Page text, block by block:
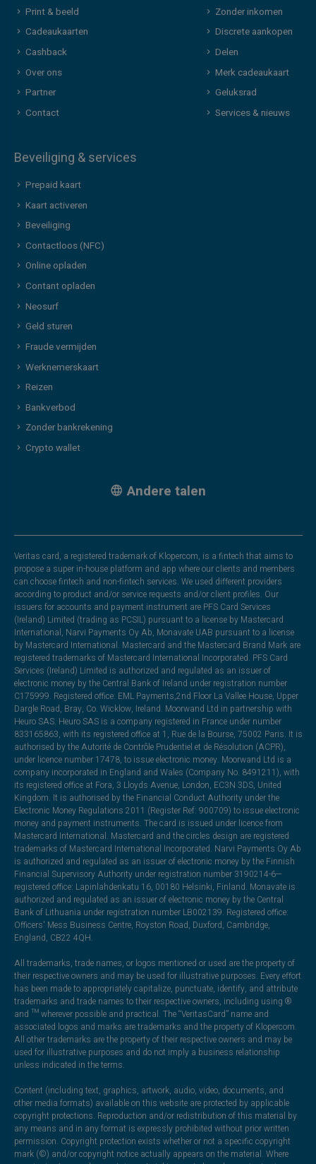
Print & beeld
Cadeaukaarten
Cashback
Over ons
Partner
Contact
Zonder inkomen
Discrete aankopen
Delen
Merk cadeaukaart
Geluksrad
Services & nieuws
Beveiliging & services
Prepaid kaart
Kaart activeren
Beveiliging
Contactloos (NFC)
Online opladen
Contant opladen
Neosurf
Geld sturen
Fraude vermijden
Werknemerskaart
Reizen
Bankverbod
Zonder bankrekening
Crypto wallet
Andere talen
Veritas card, a registered trademark of Klopercom, is a fintech that aims to
propose a super in-house platform and app where our clients and members
can choose fintech and non-fintech services. We used different providers
according to product and/or service requests and/or client profiles. Our
issuers for accounts and payment instrument are PFS Card Services
(Ireland) Limited (trading as PCSIL) pursuant to a license by Mastercard
International, Narvi Payments Oy Ab, Monavate UAB pursuant to a license
by Mastercard International. Mastercard and the Mastercard Brand Mark are
registered trademarks of Mastercard International Incorporated. PFS Card
Services (Ireland) Limited is authorized and regulated as an issuer of
electronic money by the Central Bank of Ireland under registration number
C175999. Registered office: EML Payments,2nd Floor La Vallee House, Upper
Dargle Road, Bray, Co. Wicklow, Ireland. Moorwand Ltd in partnership with
Heuro SAS. Heuro SAS is a company registered in France under number
833165863, with its registered office at 1, Rue de la Bourse, 75002 Paris. It is
authorised by the Autorité de Contrôle Prudentiel et de Résolution (ACPR),
under licence number 17478, to issue electronic money. Moorwand Ltd is a
company incorporated in England and Wales (Company No. 8491211), with
its registered office at Fora, 3 Lloyds Avenue, London, EC3N 3DS, United
Kingdom. It is authorised by the Financial Conduct Authority under the
Electronic Money Regulations 2011 (Register Ref: 900709) to issue electronic
money and payment instruments. The card is issued under licence from
Mastercard International. Mastercard and the circles design are registered
trademarks of Mastercard International Incorporated. Narvi Payments Oy Ab
is authorized and regulated as an issuer of electronic money by the Finnish
Financial Supervisory Authority under registration number 3190214-6—
registered office: Lapinlahdenkatu 16, 00180 Helsinki, Finland. Monavate is
authorized and regulated as an issuer of electronic money by the Central
Bank of Lithuania under registration number LB002139. Registered office:
Officers' Mess Business Centre, Royston Road, Duxford, Cambridge,
England, CB22 4QH.
All trademarks, trade names, or logos mentioned or used are the property of
their respective owners and may be used for illustrative purposes. Every effort
has been made to appropriately capitalize, punctuate, identify, and attribute
trademarks and trade names to their respective owners, including using ®
and ™ wherever possible and practical. The “VeritasCard” name and
associated logos and marks are trademarks and the property of Klopercom.
All other trademarks are the property of their respective owners and may be
used for illustrative purposes and do not imply a business relationship
unless indicated in the terms.
Content (including text, graphics, artwork, audio, video, documents, and
other media formats) available on this website are protected by applicable
copyright protections. Reproduction and/or redistribution of this material by
any means and in any format is expressly prohibited without prior written
permission. Copyright protection exists whether or not a specific copyright
mark (©) and/or copyright notice actually appears on the material. Where